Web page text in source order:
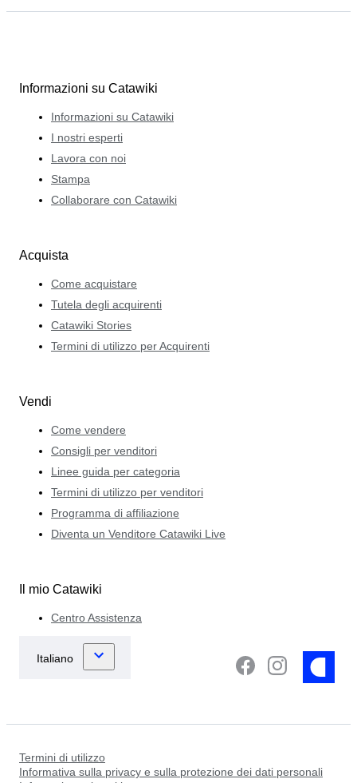
Informazioni su Catawiki
Informazioni su Catawiki
I nostri esperti
Lavora con noi
Stampa
Collaborare con Catawiki
Acquista
Come acquistare
Tutela degli acquirenti
Catawiki Stories
Termini di utilizzo per Acquirenti
Vendi
Come vendere
Consigli per venditori
Linee guida per categoria
Termini di utilizzo per venditori
Programma di affiliazione
Diventa un Venditore Catawiki Live
Il mio Catawiki
Centro Assistenza
Termini di utilizzo
Informativa sulla privacy e sulla protezione dei dati personali